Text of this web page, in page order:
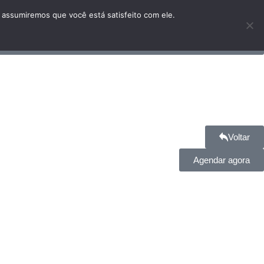
Voltar
Agendar agora
que você está satisfeito com ele.